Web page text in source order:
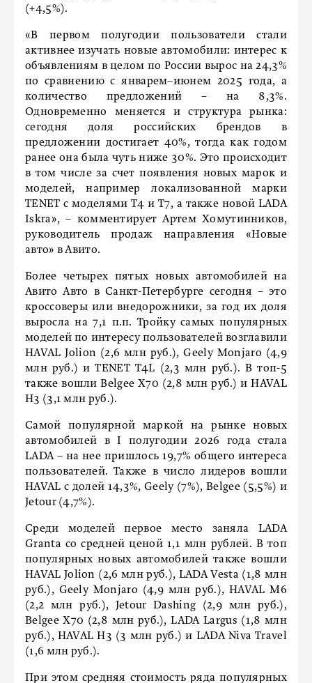
(+4,5%).
«В первом полугодии пользователи стали
активнее изучать новые автомобили: интерес к
объявлениям в целом по России вырос на 24,3%
по сравнению с январем–июнем 2025 года, а
количество предложений – на 8,3%.
Одновременно меняется и структура рынка:
сегодня доля российских брендов в
предложении достигает 40%, тогда как годом
ранее она была чуть ниже 30%. Это происходит
в том числе за счет появления новых марок и
моделей, например локализованной марки
TENET с моделями T4 и T7, а также новой LADA
Iskra», – комментирует Артем Хомутинников,
руководитель продаж направления «Новые
авто» в Авито.
Более четырех пятых новых автомобилей на
Авито Авто в Санкт-Петербурге сегодня – это
кроссоверы или внедорожники, за год их доля
выросла на 7,1 п.п. Тройку самых популярных
моделей по интересу пользователей возглавили
HAVAL Jolion (2,6 млн руб.), Geely Monjaro (4,9
млн руб.) и TENET T4L (2,3 млн руб.). В топ-5
также вошли Belgee X70 (2,8 млн руб.) и HAVAL
H3 (3,1 млн руб.).
Самой популярной маркой на рынке новых
автомобилей в I полугодии 2026 года стала
LADA – на нее пришлось 19,7% общего интереса
пользователей. Также в число лидеров вошли
HAVAL с долей 14,3%, Geely (7%), Belgee (5,5%) и
Jetour (4,7%).
Среди моделей первое место заняла LADA
Granta со средней ценой 1,1 млн рублей. В топ
популярных новых автомобилей также вошли
HAVAL Jolion (2,6 млн руб.), LADA Vesta (1,8 млн
руб.), Geely Monjaro (4,9 млн руб.), HAVAL M6
(2,2 млн руб.), Jetour Dashing (2,9 млн руб.),
Belgee X70 (2,8 млн руб.), LADA Largus (1,8 млн
руб.), HAVAL H3 (3 млн руб.) и LADA Niva Travel
(1,6 млн руб.).
При этом средняя стоимость ряда популярных